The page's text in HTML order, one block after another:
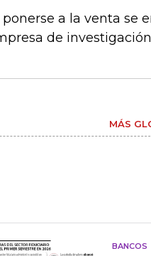
a la venta se
de
MÁS
BANCOS